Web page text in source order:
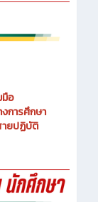
มือ
การศึกษา
ยปฏิบัติ